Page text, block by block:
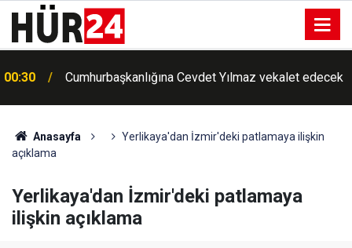
00:30 Cumhurbaşkanlığına Cevdet Yılmaz vekalet edecek
Anasayfa
Yerlikaya'dan İzmir'deki patlamaya ilişkin
açıklama
Yerlikaya'dan İzmir'deki patlamaya
ilişkin açıklama